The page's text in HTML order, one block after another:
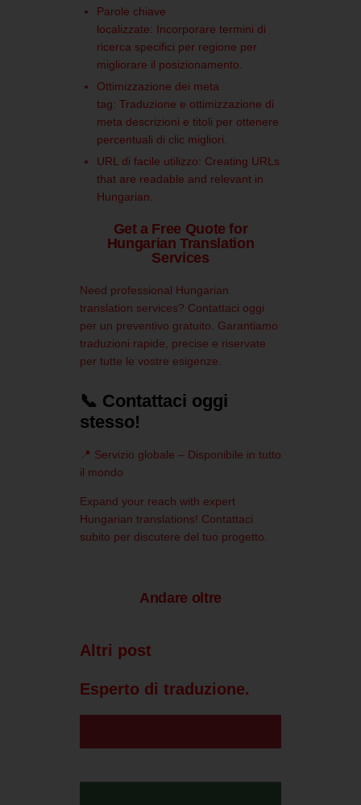
Parole chiave
localizzate: Incorporare termini di
ricerca specifici per regione per
migliorare il posizionamento.
Ottimizzazione dei meta
tag: Traduzione e ottimizzazione di
meta descrizioni e titoli per ottenere
percentuali di clic migliori.
URL di facile utilizzo: Creating URLs
that are readable and relevant in
Hungarian.
Get a Free Quote for
Hungarian Translation
Services
Need professional Hungarian
translation services? Contattaci oggi
per un preventivo gratuito.
Garantiamo
traduzioni rapide, precise e riservate
per tutte le vostre esigenze.
📞 Contattaci oggi
stesso!
📍 Servizio globale – Disponibile in tutto
il mondo
Expand your reach with expert
Hungarian translations! Contattaci
subito per discutere del tuo progetto.
Andare oltre
Altri post
Esperto di traduzione.